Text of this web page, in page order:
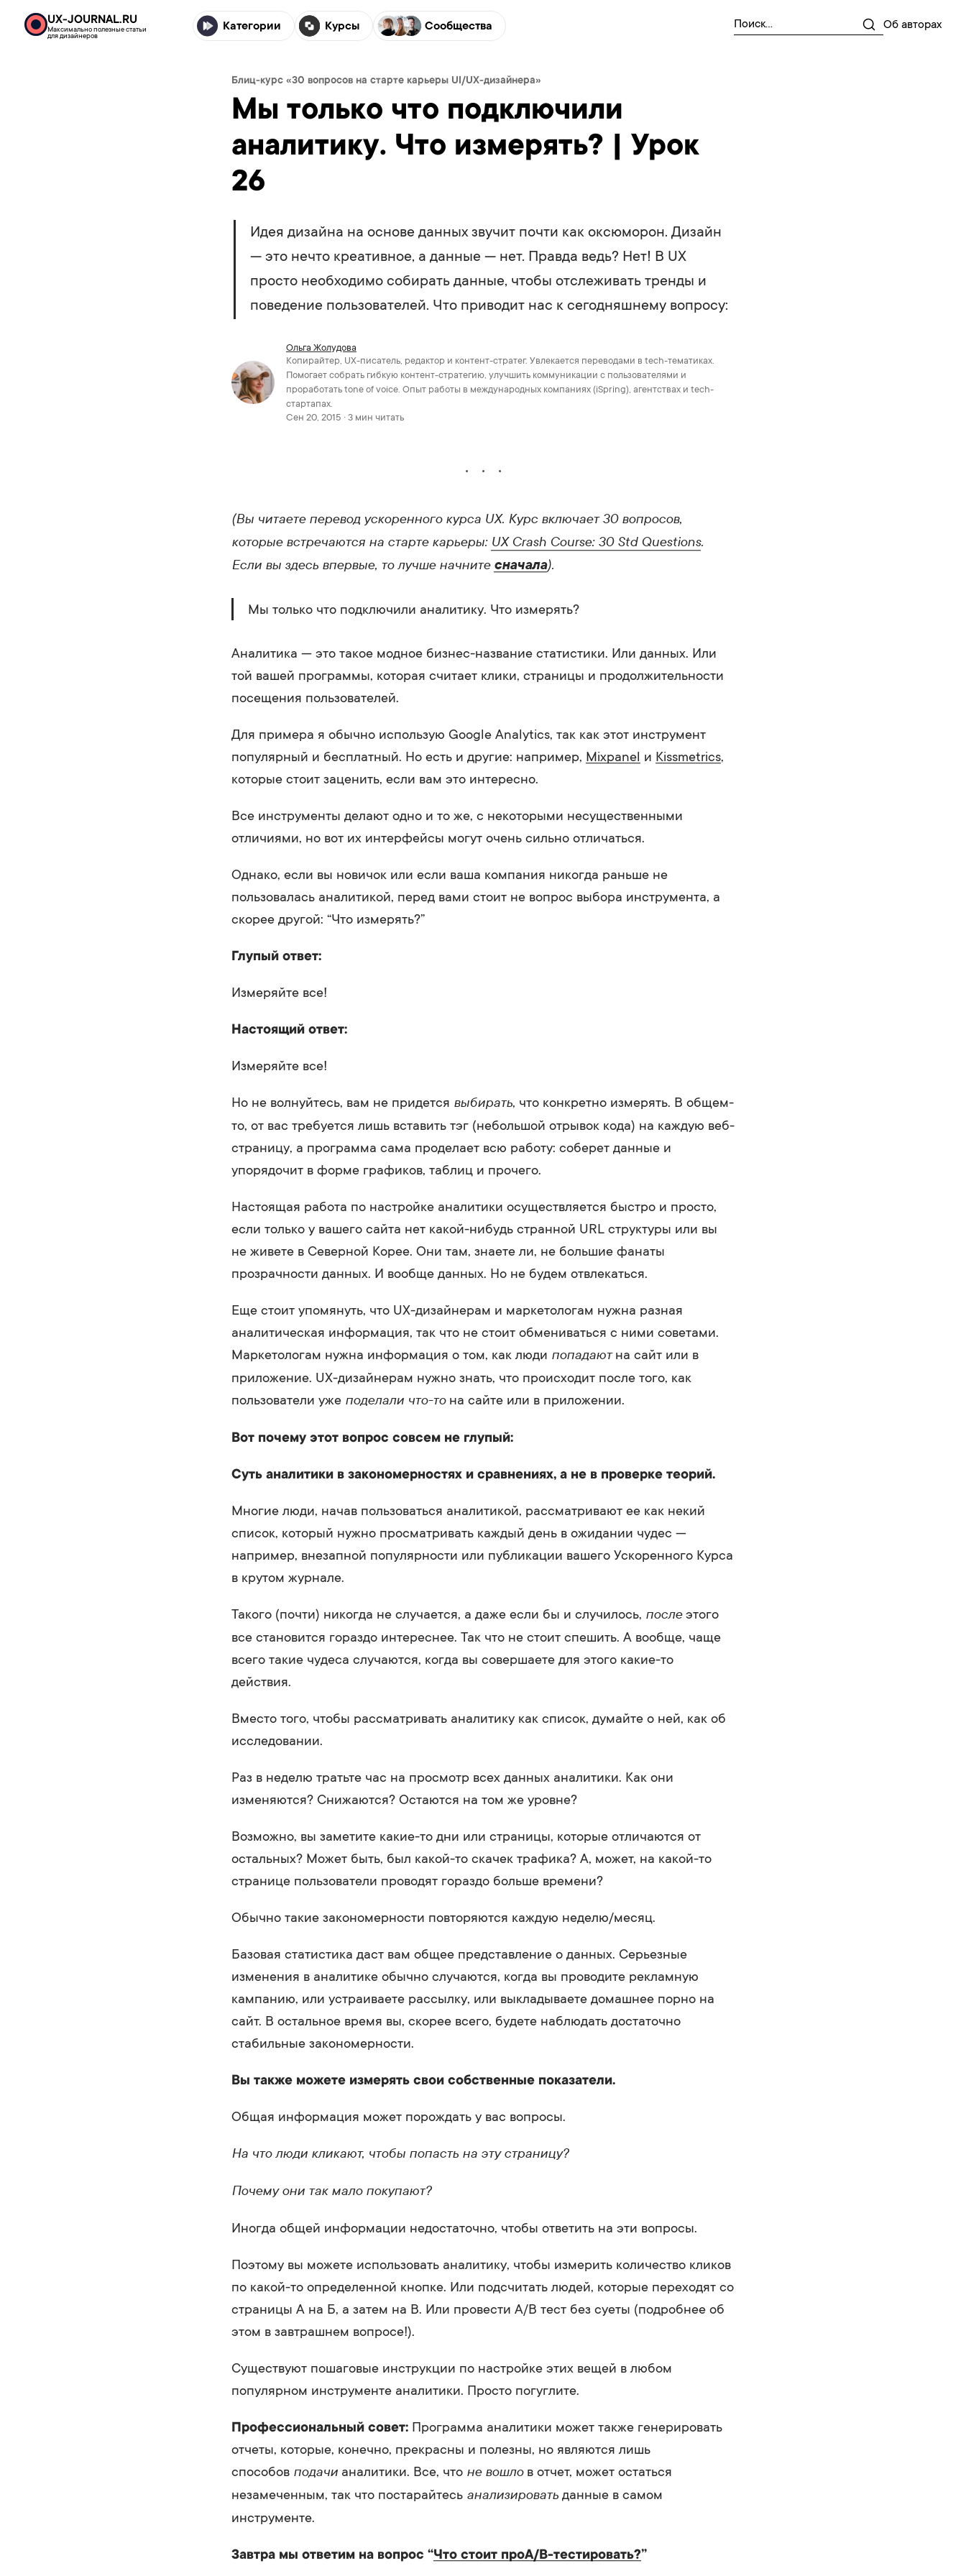
UX-JOURNAL.RU
Максимально полезные статьи
для дизайнеров
Категории Курсы Сообщества Об авторах
Блиц-курс «30 вопросов на старте карьеры UI/UX-дизайнера»
Мы только что подключили
аналитику. Что измерять? | Урок
26
Идея дизайна на основе данных звучит почти как оксюморон. Дизайн
— это нечто креативное, а данные — нет. Правда ведь? Нет! В UX
просто необходимо собирать данные, чтобы отслеживать тренды и
поведение пользователей. Что приводит нас к сегодняшнему вопросу:
Ольга Жолудова
Копирайтер, UX-писатель, редактор и контент-стратег. Увлекается переводами в tech-тематиках.
Помогает собрать гибкую контент-стратегию, улучшить коммуникации с пользователями и
проработать tone of voice. Опыт работы в международных компаниях (iSpring), агентствах и tech-
стартапах.
Сен 20, 2015 · 3 мин читать
(Вы читаете перевод ускоренного курса UX. Курс включает 30 вопросов,
которые встречаются на старте карьеры: UX Crash Course: 30StdQuestions.
Если вы здесь впервые, то лучше начните сначала).
Мы только что подключили аналитику. Что измерять?
Аналитика — это такое модное бизнес-название статистики. Или данных. Или
той вашей программы, которая считает клики, страницы и продолжительности
посещения пользователей.
Для примера я обычно использую Google Analytics, так как этот инструмент
популярный и бесплатный. Но есть и другие: например, Mixpanel и Kissmetrics,
которые стоит заценить, если вам это интересно.
Все инструменты делают одно и то же, с некоторыми несущественными
отличиями, но вот их интерфейсы могут очень сильно отличаться.
Однако, если вы новичок или если ваша компания никогда раньше не
пользовалась аналитикой, перед вами стоит не вопрос выбора инструмента, а
скорее другой: “Что измерять?”
Глупый ответ:
Измеряйте все!
Настоящий ответ:
Измеряйте все!
Но не волнуйтесь, вам не придется выбирать, что конкретно измерять. В общем-
то, от вас требуется лишь вставить тэг (небольшой отрывок кода) на каждую веб-
страницу, а программа сама проделает всю работу: соберет данные и
упорядочит в форме графиков, таблиц и прочего.
Настоящая работа по настройке аналитики осуществляется быстро и просто,
если только у вашего сайта нет какой-нибудь странной URL структуры или вы
не живете в Северной Корее. Они там, знаете ли, не большие фанаты
прозрачности данных. И вообще данных. Но не будем отвлекаться.
Еще стоит упомянуть, что UX-дизайнерам и маркетологам нужна разная
аналитическая информация, так что не стоит обмениваться с ними советами.
Маркетологам нужна информация о том, как люди попадаютна сайт или в
приложение. UX-дизайнерам нужно знать, что происходит после того, как
пользователи уже поделали что-тона сайте или в приложении.
Вот почему этот вопрос совсем не глупый:
Суть аналитики в закономерностях и сравнениях, а не в проверке теорий.
Многие люди, начав пользоваться аналитикой, рассматривают ее как некий
список, который нужно просматривать каждый день в ожидании чудес —
например, внезапной популярности или публикации вашего Ускоренного Курса
в крутом журнале.
Такого (почти) никогда не случается, а даже если бы и случилось, послеэтого
все становится гораздо интереснее. Так что не стоит спешить. А вообще, чаще
всего такие чудеса случаются, когда вы совершаете для этого какие-то
действия.
Вместо того, чтобы рассматривать аналитику как список, думайте о ней, как об
исследовании.
Раз в неделю тратьте час на просмотр всех данных аналитики. Как они
изменяются? Снижаются? Остаются на том же уровне?
Возможно, вы заметите какие-то дни или страницы, которые отличаются от
остальных? Может быть, был какой-то скачек трафика? А, может, на какой-то
странице пользователи проводят гораздо больше времени?
Обычно такие закономерности повторяются каждую неделю/месяц.
Базовая статистика даст вам общее представление о данных. Серьезные
изменения в аналитике обычно случаются, когда вы проводите рекламную
кампанию, или устраиваете рассылку, или выкладываете домашнее порно на
сайт. В остальное время вы, скорее всего, будете наблюдать достаточно
стабильные закономерности.
Вы также можете измерять свои собственные показатели.
Общая информация может порождать у вас вопросы.
На что люди кликают, чтобы попасть на эту страницу?
Почему они так мало покупают?
Иногда общей информации недостаточно, чтобы ответить на эти вопросы.
Поэтому вы можете использовать аналитику, чтобы измерить количество кликов
по какой-то определенной кнопке. Или подсчитать людей, которые переходят со
страницы А на Б, а затем на В. Или провести A/B тест без суеты (подробнее об
этом в завтрашнем вопросе!).
Существуют пошаговые инструкции по настройке этих вещей в любом
популярном инструменте аналитики. Просто погуглите.
Профессиональный совет: Программа аналитики может также генерировать
отчеты, которые, конечно, прекрасны и полезны, но являются лишь
способов подачи аналитики. Все, что не вошлов отчет, может остаться
незамеченным, так что постарайтесь анализировать данные в самом
инструменте.
Завтра мы ответим на вопрос “Что стоит проA/B-тестировать?”